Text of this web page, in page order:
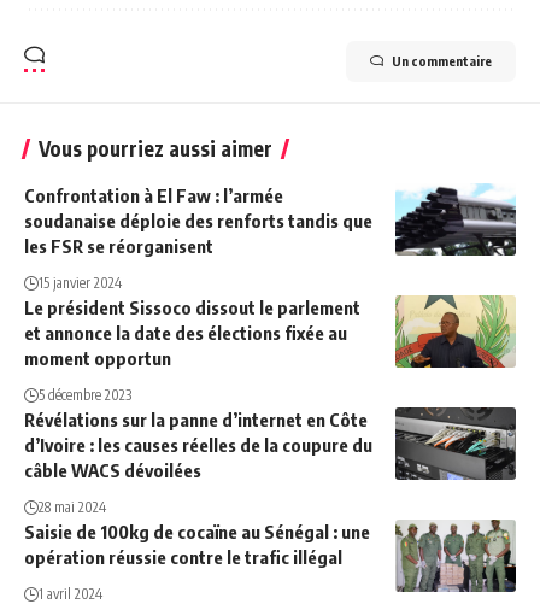
Un commentaire
Vous pourriez aussi aimer
Confrontation à El Faw : l’armée
soudanaise déploie des renforts tandis que
les FSR se réorganisent
15 janvier 2024
Le président Sissoco dissout le parlement
et annonce la date des élections fixée au
moment opportun
5 décembre 2023
Révélations sur la panne d’internet en Côte
d’Ivoire : les causes réelles de la coupure du
câble WACS dévoilées
28 mai 2024
Saisie de 100kg de cocaïne au Sénégal : une
opération réussie contre le trafic illégal
1 avril 2024